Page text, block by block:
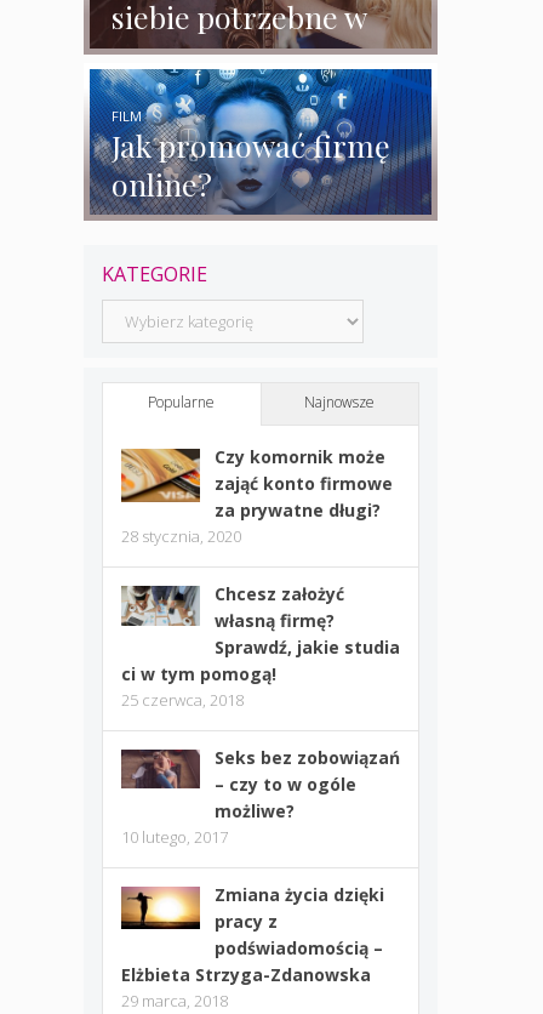
siebie potrzebne w
biznesie?
Jak promować firmę
online?
FILM
KATEGORIE
Kategorie
Popularne Najnowsze
Czy komornik może
zająć konto firmowe
za prywatne długi?
28 stycznia, 2020
Chcesz założyć
własną firmę?
Sprawdź, jakie studia
ci w tym pomogą!
25 czerwca, 2018
Seks bez zobowiązań
– czy to w ogóle
możliwe?
10 lutego, 2017
Zmiana życia dzięki
pracy z
podświadomością –
Elżbieta Strzyga-Zdanowska
29 marca, 2018